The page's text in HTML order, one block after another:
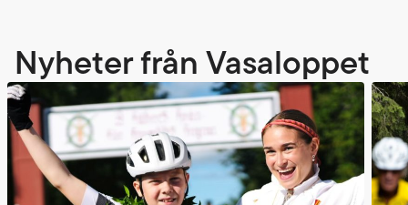
Nyheter från Vasaloppet